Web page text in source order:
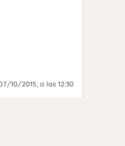
10/2015, a las 12:30